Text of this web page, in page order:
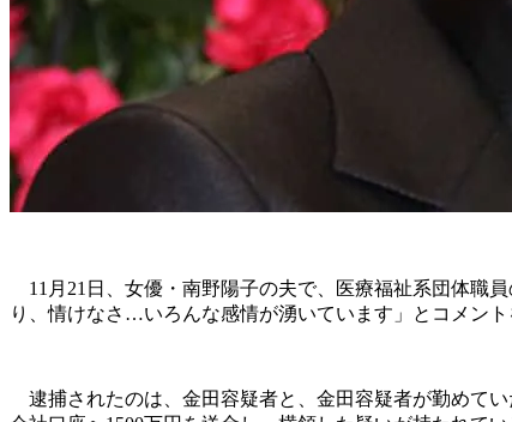
11月21日、女優・南野陽子の夫で、医療福祉系団体職
り、情けなさ…いろんな感情が湧いています」とコメント
逮捕されたのは、金田容疑者と、金田容疑者が勤めて